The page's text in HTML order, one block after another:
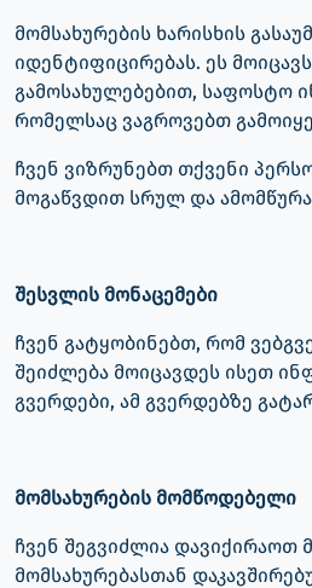
მომსახურების ხარისხის
იდენტიფიცირებას. ეს
გამოსახულებებით, საფოსტო
რომელსაც ვაგროვებთ
ჩვენ ვიზრუნებთ თქვენი
მოგაწვდით სრულ და
შესვლის მონაცემები
ჩვენ გატყობინებთ, რომ
შეიძლება მოიცავდეს ისეთ
გვერდები, ამ გვერდებზე
მომსახურების მომწოდებელი
ჩვენ შეგვიძლია დავიქირაოთ
მომსახურებასთან